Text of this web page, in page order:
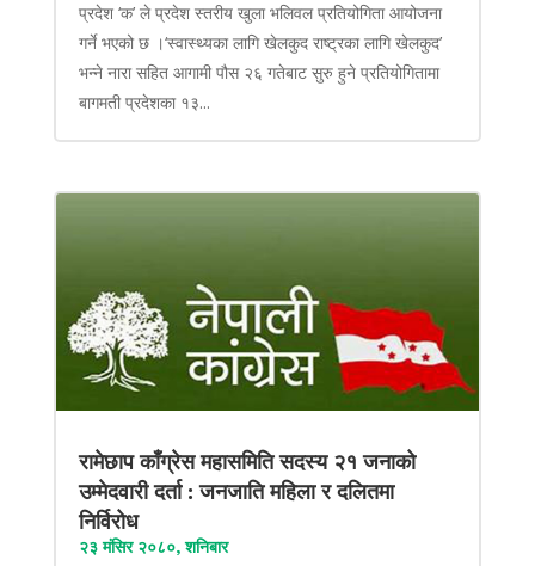
प्रदेश ‘क’ ले प्रदेश स्तरीय खुला भलिवल प्रतियोगिता आयोजना
गर्ने भएको छ ।‘स्वास्थ्यका लागि खेलकुद राष्ट्रका लागि खेलकुद’
भन्ने नारा सहित आगामी पौस २६ गतेबाट सुरु हुने प्रतियोगितामा
बागमती प्रदेशका १३...
रामेछाप काँग्रेस महासमिति सदस्य २१ जनाको
उम्मेदवारी दर्ता : जनजाति महिला र दलितमा
निर्विरोध
२३ मंसिर २०८०, शनिबार